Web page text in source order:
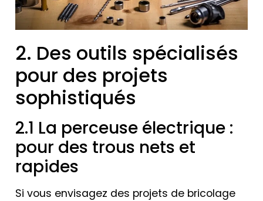
2. Des outils spécialisés
pour des projets
sophistiqués
2.1 La perceuse électrique :
pour des trous nets et
rapides
Si vous envisagez des projets de bricolage